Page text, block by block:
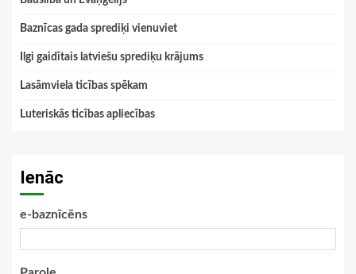
Baznīcas gada sprediķi vienuviet
Ilgi gaidītais latviešu sprediķu krājums
Lasāmviela ticības spēkam
Luteriskās ticības apliecības
Ienāc
e-baznīcēns